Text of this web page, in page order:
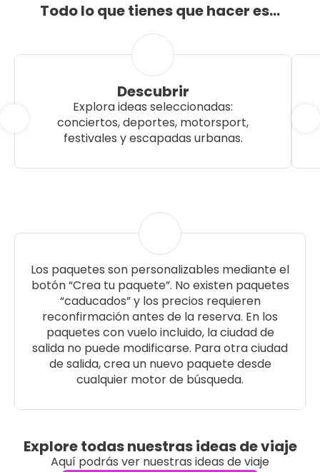
Todo lo que tienes que hacer es...
Descubrir
Explora ideas seleccionadas:
conciertos, deportes, motorsport,
festivales y escapadas urbanas.
Los paquetes son personalizables mediante el
botón “Crea tu paquete”. No existen paquetes
“caducados” y los precios requieren
reconfirmación antes de la reserva. En los
paquetes con vuelo incluido, la ciudad de
salida no puede modificarse. Para otra ciudad
de salida, crea un nuevo paquete desde
cualquier motor de búsqueda.
Explore todas nuestras ideas de viaje
Aquí podrás ver nuestras ideas de viaje